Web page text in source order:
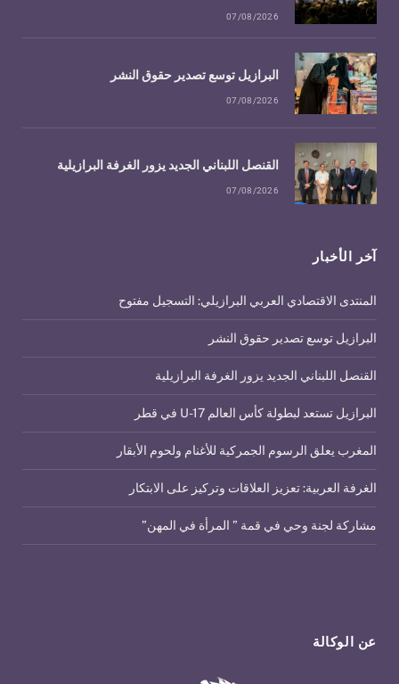
عن الوكالة
آخر الأخبار
المنتدى الاقتصادي العربي البرازيلي: التسجيل مفتوح
البرازيل توسع تصدير حقوق النشر
القنصل اللبناني الجديد يزور الغرفة البرازيلية
البرازيل تستعد لبطولة كأس العالم U-17 في قطر
المغرب يعلق الرسوم الجمركية للأغنام ولحوم الأبقار
الغرفة العربية: تعزيز العلاقات وتركيز على الابتكار
مشاركة لجنة وحي في قمة ” المرأة في المهن”
07/08/2026
البرازيل توسع تصدير حقوق النشر
07/08/2026
القنصل اللبناني الجديد يزور الغرفة البرازيلية
07/08/2026